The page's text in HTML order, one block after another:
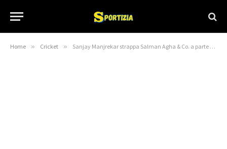
Home » Cricket » Sanjay Manjrekar strappa Salman Agha & Co. a parte con scavo selvaggio